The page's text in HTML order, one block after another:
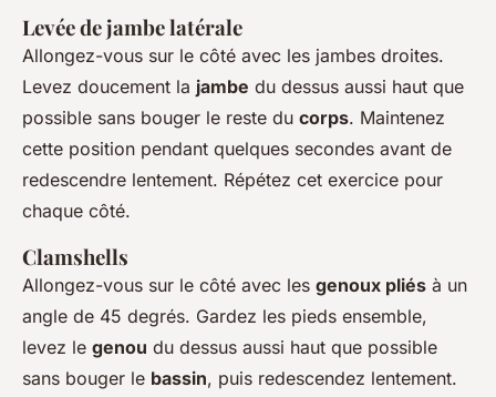
Levée de jambe latérale
Allongez-vous sur le côté avec les jambes droites.
Levez doucement la jambe du dessus aussi haut que
possible sans bouger le reste du corps. Maintenez
cette position pendant quelques secondes avant de
redescendre lentement. Répétez cet exercice pour
chaque côté.
Clamshells
Allongez-vous sur le côté avec les genoux pliés à un
angle de 45 degrés. Gardez les pieds ensemble,
levez le genou du dessus aussi haut que possible
sans bouger le bassin, puis redescendez lentement.